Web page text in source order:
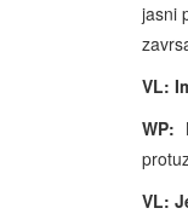
jasni
VL:
WP:
VL: